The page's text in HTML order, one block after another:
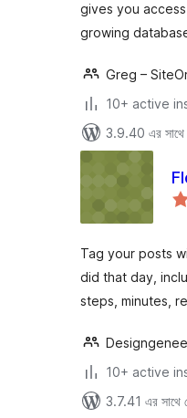
gives you
growing
Greg –
10+ active
3.9.40 এর সাথে
Tag your posts
did that day,
steps, minutes,
10+ active
3.7.41 এর সাথে